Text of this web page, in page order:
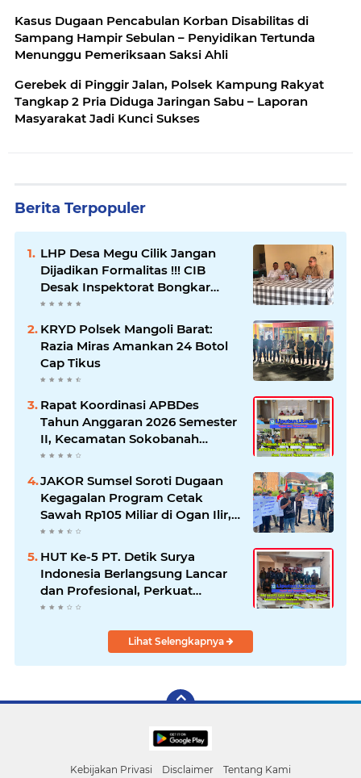
Kasus Dugaan Pencabulan Korban Disabilitas di
Sampang Hampir Sebulan – Penyidikan Tertunda
Menunggu Pemeriksaan Saksi Ahli
Gerebek di Pinggir Jalan, Polsek Kampung Rakyat
Tangkap 2 Pria Diduga Jaringan Sabu – Laporan
Masyarakat Jadi Kunci Sukses
Berita Terpopuler
LHP Desa Megu Cilik Jangan
Dijadikan Formalitas !!! CIB
Desak Inspektorat Bongkar
Seluruh Fakta dan Hentikan
Dugaan Permainan Oknum
KRYD Polsek Mangoli Barat:
Razia Miras Amankan 24 Botol
Cap Tikus
Rapat Koordinasi APBDes
Tahun Anggaran 2026 Semester
II, Kecamatan Sokobanah
Libatkan 12 Desa
JAKOR Sumsel Soroti Dugaan
Kegagalan Program Cetak
Sawah Rp105 Miliar di Ogan Ilir,
Desak Kadis Pertanian Mundur
HUT Ke-5 PT. Detik Surya
Indonesia Berlangsung Lancar
dan Profesional, Perkuat
Kompetensi Wartawan
Lihat Selengkapnya
Kebijakan Privasi Disclaimer Tentang Kami